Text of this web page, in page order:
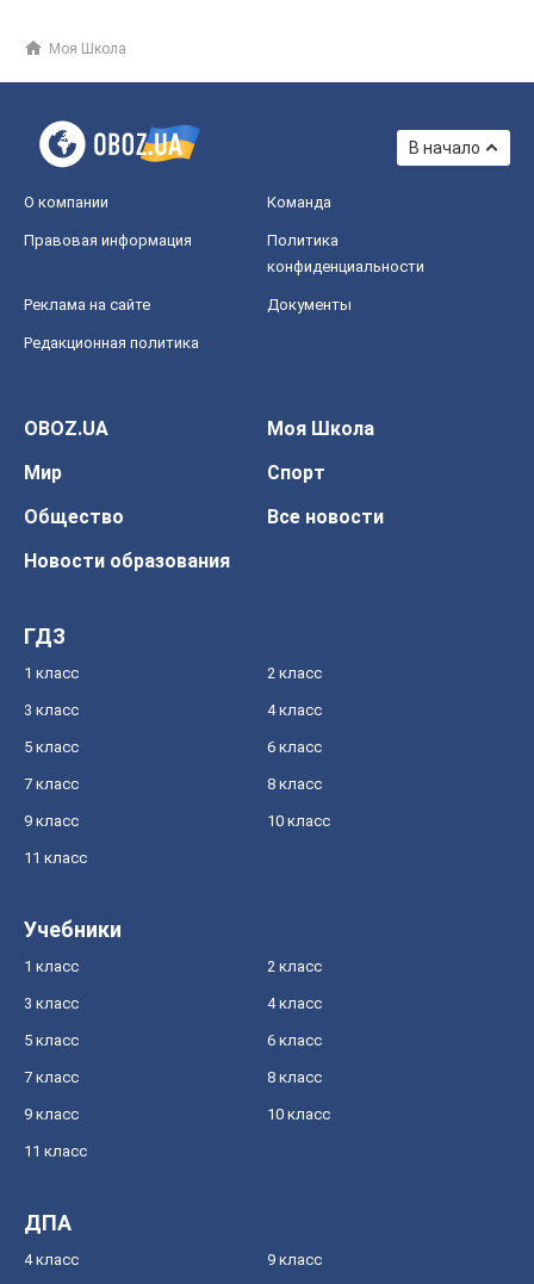
Моя Школа
В начало
О компании Команда
Правовая информация
Политика
конфиденциальности
Реклама на сайте Документы
Редакционная политика
OBOZ.UA
Моя Школа
Мир
Спорт
Общество
Все новости
Новости образования
ГДЗ
1 класс 2 класс
3 класс 4 класс
5 класс 6 класс
7 класс 8 класс
9 класс 10 класс
11 класс
Учебники
1 класс 2 класс
3 класс 4 класс
5 класс 6 класс
7 класс 8 класс
9 класс 10 класс
11 класс
ДПА
4 класс 9 класс